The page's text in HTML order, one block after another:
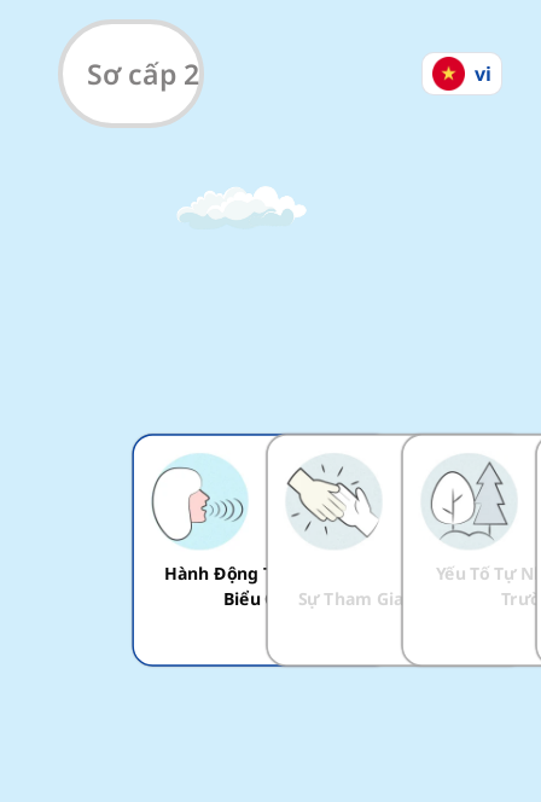
Từ Vựng Tiếng Anh
Sơ cấp 2 vi
#1
12từ ngữ
6phút
Hành Động Thể Chất và
Biểu Cảm
#2
14từ ngữ
7phút
Sự Tham Gia và Hành Vi
Yếu Tố Tự